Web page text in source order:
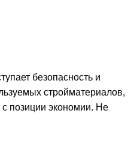
безопасность и
стройматериалов,
с позиции экономии. Не